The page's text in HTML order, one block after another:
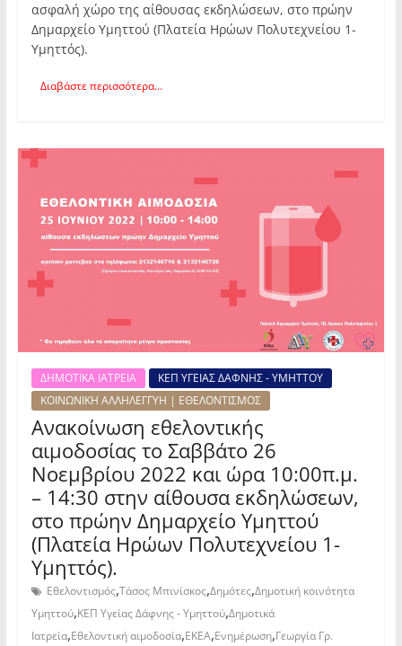
ασφαλή χώρο της αίθουσας εκδηλώσεων, στο πρώην
Δημαρχείο Υμηττού (Πλατεία Ηρώων Πολυτεχνείου 1-
Υμηττός).
Διαβάστε περισσότερα...
ΔΗΜΟΤΙΚΑ ΙΑΤΡΕΙΑ
ΚΕΠ ΥΓΕΙΑΣ ΔΑΦΝΗΣ - ΥΜΗΤΤΟΥ
ΚΟΙΝΩΝΙΚΗ ΑΛΛΗΛΕΓΓΥΗ | ΕΘΕΛΟΝΤΙΣΜΟΣ
Ανακοίνωση εθελοντικής
αιμοδοσίας το Σαββάτο 26
Νοεμβρίου 2022 και ώρα 10:00π.μ.
– 14:30 στην αίθουσα εκδηλώσεων,
στο πρώην Δημαρχείο Υμηττού
(Πλατεία Ηρώων Πολυτεχνείου 1-
Υμηττός).
Εθελοντισμός,Τάσος Μπινίσκος,Δημότες,Δημοτική κοινότητα
Υμηττού,ΚΕΠ Υγείας Δάφνης - Υμηττού,Δημοτικά
Ιατρεία,Εθελοντική αιμοδοσία,ΕΚΕΑ,Ενημέρωση,Γεωργία Γρ.